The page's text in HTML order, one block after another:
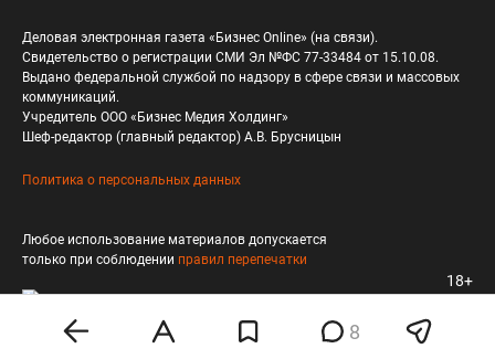
8
Деловая электронная газета «Бизнес Online» (на связи).
Свидетельство о регистрации СМИ Эл №ФС 77-33484 от 15.10.08.
Выдано федеральной службой по надзору в сфере связи и массовых
коммуникаций.
Учредитель ООО «Бизнес Медия Холдинг»
Шеф-редактор (главный редактор) А.В. Брусницын
Политика о персональных данных
Любое использование материалов допускается
только при соблюдении правил перепечатки
18+